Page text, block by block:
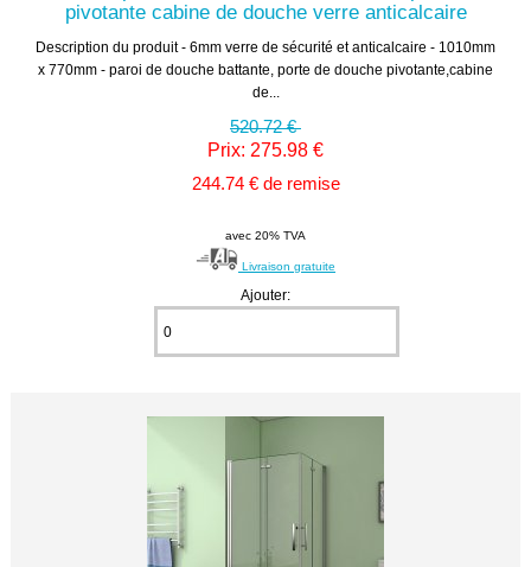
pivotante cabine de douche verre anticalcaire
Description du produit - 6mm verre de sécurité et anticalcaire - 1010mm
x 770mm - paroi de douche battante, porte de douche pivotante,cabine
de...
520.72 €
Prix: 275.98 €
244.74 € de remise
avec 20% TVA
Livraison gratuite
Ajouter: